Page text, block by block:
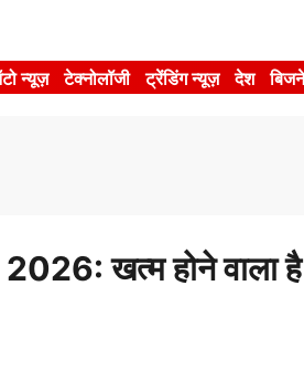
न्यूज़ टेक्नोलॉजी ट्रेंडिंग न्यूज़ देश
खत्म होने वाला